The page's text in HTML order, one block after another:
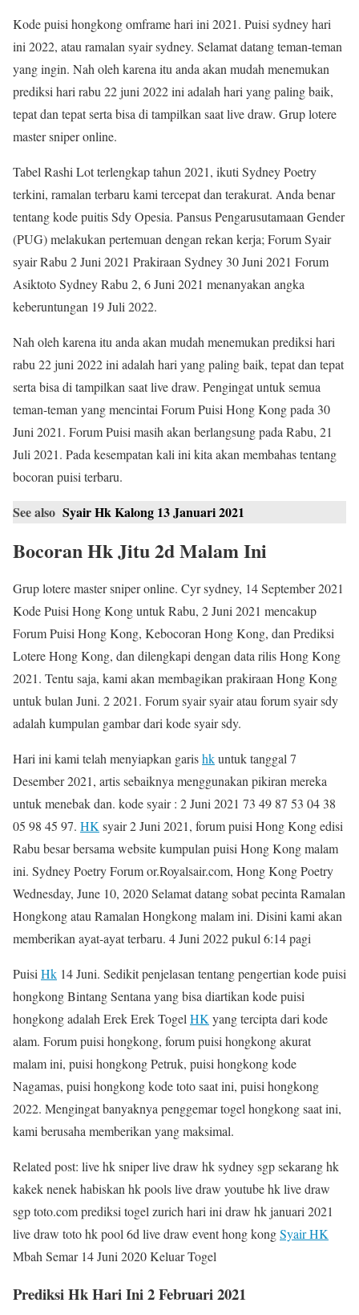
Kode puisi hongkong omframe hari ini 2021. Puisi sydney hari
ini 2022, atau ramalan syair sydney. Selamat datang teman-teman
yang ingin. Nah oleh karena itu anda akan mudah menemukan
prediksi hari rabu 22 juni 2022 ini adalah hari yang paling baik,
tepat dan tepat serta bisa di tampilkan saat live draw. Grup lotere
master sniper online.
Tabel Rashi Lot terlengkap tahun 2021, ikuti Sydney Poetry
terkini, ramalan terbaru kami tercepat dan terakurat. Anda benar
tentang kode puitis Sdy Opesia. Pansus Pengarusutamaan Gender
(PUG) melakukan pertemuan dengan rekan kerja; Forum Syair
syair Rabu 2 Juni 2021 Prakiraan Sydney 30 Juni 2021 Forum
Asiktoto Sydney Rabu 2, 6 Juni 2021 menanyakan angka
keberuntungan 19 Juli 2022.
Nah oleh karena itu anda akan mudah menemukan prediksi hari
rabu 22 juni 2022 ini adalah hari yang paling baik, tepat dan tepat
serta bisa di tampilkan saat live draw. Pengingat untuk semua
teman-teman yang mencintai Forum Puisi Hong Kong pada 30
Juni 2021. Forum Puisi masih akan berlangsung pada Rabu, 21
Juli 2021. Pada kesempatan kali ini kita akan membahas tentang
bocoran puisi terbaru.
See also Syair Hk Kalong 13 Januari 2021
Bocoran Hk Jitu 2d Malam Ini
Grup lotere master sniper online. Cyr sydney, 14 September 2021
Kode Puisi Hong Kong untuk Rabu, 2 Juni 2021 mencakup
Forum Puisi Hong Kong, Kebocoran Hong Kong, dan Prediksi
Lotere Hong Kong, dan dilengkapi dengan data rilis Hong Kong
2021. Tentu saja, kami akan membagikan prakiraan Hong Kong
untuk bulan Juni. 2 2021. Forum syair syair atau forum syair sdy
adalah kumpulan gambar dari kode syair sdy.
Hari ini kami telah menyiapkan garishkuntuk tanggal 7
Desember 2021, artis sebaiknya menggunakan pikiran mereka
untuk menebak dan. kode syair : 2 Juni 2021 73 49 87 53 04 38
05 98 45 97. HKsyair 2 Juni 2021, forum puisi Hong Kong edisi
Rabu besar bersama website kumpulan puisi Hong Kong malam
ini. Sydney Poetry Forum or.Royalsair.com, Hong Kong Poetry
Wednesday, June 10, 2020 Selamat datang sobat pecinta Ramalan
Hongkong atau Ramalan Hongkong malam ini. Disini kami akan
memberikan ayat-ayat terbaru. 4 Juni 2022 pukul 6:14 pagi
PuisiHk 14 Juni. Sedikit penjelasan tentang pengertian kode puisi
hongkong Bintang Sentana yang bisa diartikan kode puisi
hongkong adalah Erek Erek TogelHKyang tercipta dari kode
alam. Forum puisi hongkong, forum puisi hongkong akurat
malam ini, puisi hongkong Petruk, puisi hongkong kode
Nagamas, puisi hongkong kode toto saat ini, puisi hongkong
2022. Mengingat banyaknya penggemar togel hongkong saat ini,
kami berusaha memberikan yang maksimal.
Related post: live hk sniper live draw hk sydney sgp sekarang hk
kakek nenek habiskan hk pools live draw youtube hk live draw
sgp toto.com prediksi togel zurich hari ini draw hk januari 2021
live draw toto hk pool 6d live draw event hong kongSyair HK
Mbah Semar 14 Juni 2020 Keluar Togel
Prediksi Hk Hari Ini 2 Februari 2021